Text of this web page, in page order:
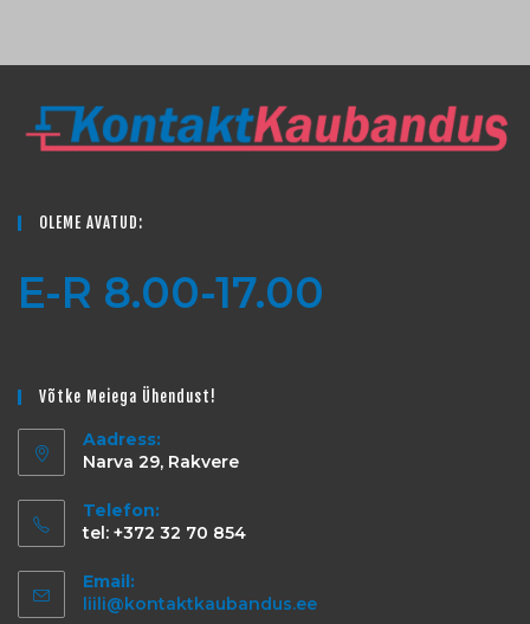
OLEME AVATUD:
E-R 8.00-17.00
Võtke Meiega Ühendust!
Aadress:
Narva 29, Rakvere
Telefon:
tel: +372 32 70 854
Email:
liili@kontaktkaubandus.ee